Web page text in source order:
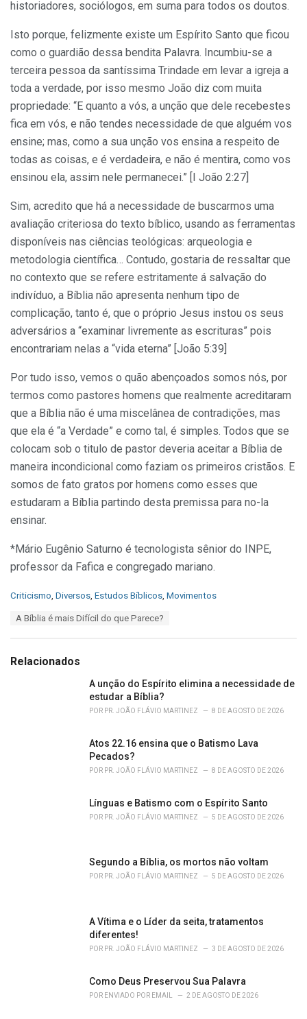
historiadores, sociólogos, em suma para todos os doutos.
Isto porque, felizmente existe um Espírito Santo que ficou
como o guardião dessa bendita Palavra. Incumbiu-se a
terceira pessoa da santíssima Trindade em levar a igreja a
toda a verdade, por isso mesmo João diz com muita
propriedade: “E quanto a vós, a unção que dele recebestes
fica em vós, e não tendes necessidade de que alguém vos
ensine; mas, como a sua unção vos ensina a respeito de
todas as coisas, e é verdadeira, e não é mentira, como vos
ensinou ela, assim nele permanecei.” [I João 2:27]
Sim, acredito que há a necessidade de buscarmos uma
avaliação criteriosa do texto bíblico, usando as ferramentas
disponíveis nas ciências teológicas: arqueologia e
metodologia científica… Contudo, gostaria de ressaltar que
no contexto que se refere estritamente á salvação do
indivíduo, a Bíblia não apresenta nenhum tipo de
complicação, tanto é, que o próprio Jesus instou os seus
adversários a “examinar livremente as escrituras” pois
encontrariam nelas a “vida eterna” [João 5:39]
Por tudo isso, vemos o quão abençoados somos nós, por
termos como pastores homens que realmente acreditaram
que a Bíblia não é uma miscelânea de contradições, mas
que ela é “a Verdade” e como tal, é simples. Todos que se
colocam sob o titulo de pastor deveria aceitar a Bíblia de
maneira incondicional como faziam os primeiros cristãos. E
somos de fato gratos por homens como esses que
estudaram a Bíblia partindo desta premissa para no-la
ensinar.
*Mário Eugênio Saturno é tecnologista sênior do INPE,
professor da Fafica e congregado mariano.
C
o
r
Criticismo Diversos Estudos Bíblicos Movimentos
:
A Bíblia é mais Difícil do que Parece?
Relacionados
A unção do Espírito elimina a necessidade de
estudar a Bíblia?
POR PR. JOÃO FLÁVIO MARTINEZ 8 DE AGOSTO DE 2026
Atos 22.16 ensina que o Batismo Lava
Pecados?
POR PR. JOÃO FLÁVIO MARTINEZ 8 DE AGOSTO DE 2026
Línguas e Batismo com o Espírito Santo
POR PR. JOÃO FLÁVIO MARTINEZ 5 DE AGOSTO DE 2026
Segundo a Bíblia, os mortos não voltam
POR PR. JOÃO FLÁVIO MARTINEZ 5 DE AGOSTO DE 2026
A Vítima e o Líder da seita, tratamentos
diferentes!
POR PR. JOÃO FLÁVIO MARTINEZ 3 DE AGOSTO DE 2026
Como Deus Preservou Sua Palavra
POR ENVIADO POR EMAIL 2 DE AGOSTO DE 2026